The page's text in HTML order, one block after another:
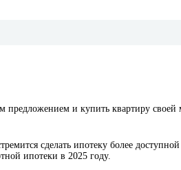
предложением и купить квартиру
сделать ипотеку более
ипотеки в 2025 году.